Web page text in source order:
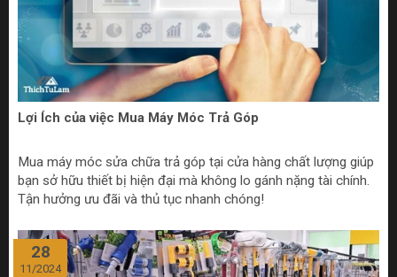
Lợi Ích của việc Mua Máy Móc Trả Góp
Mua máy móc sửa chữa trả góp tại cửa hàng chất lượng giúp
bạn sở hữu thiết bị hiện đại mà không lo gánh nặng tài chính.
Tận hưởng ưu đãi và thủ tục nhanh chóng!
28
11/2024